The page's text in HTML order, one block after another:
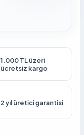
1.000 TL üzeri
ücretsiz kargo
2 yıl üretici garantisi